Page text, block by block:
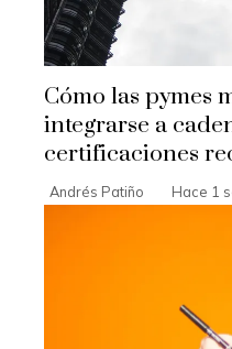
Cómo las pymes
integrarse a
certificaciones
Andrés Patiño Hace 1